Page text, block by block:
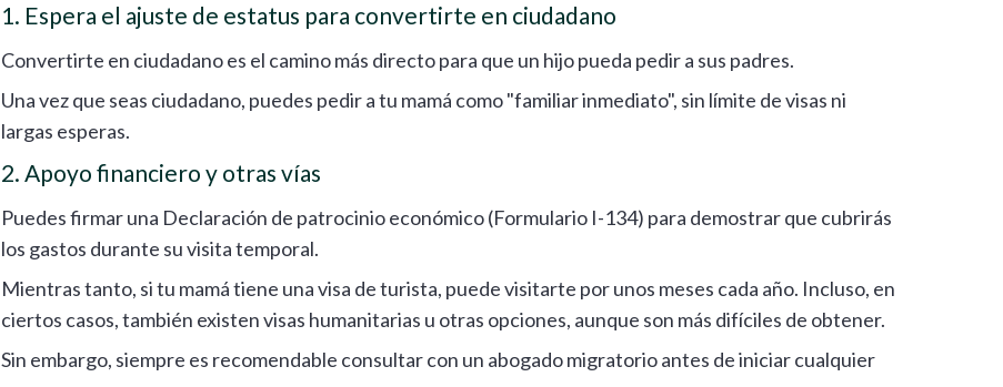
1. Espera el ajuste de estatus para convertirte en ciudadano
Convertirte en ciudadano es el camino más directo para que un hijo pueda pedir a sus padres.
Una vez que seas ciudadano, puedes pedir a tu mamá como "familiar inmediato", sin límite de visas ni
largas esperas.
2. Apoyo financiero y otras vías
Puedes firmar una Declaración de patrocinio económico (Formulario I-134) para demostrar que cubrirás
los gastos durante su visita temporal.
Mientras tanto, si tu mamá tiene una visa de turista, puede visitarte por unos meses cada año. Incluso, en
ciertos casos, también existen visas humanitarias u otras opciones, aunque son más difíciles de obtener.
Sin embargo, siempre es recomendable consultar con un abogado migratorio antes de iniciar cualquier